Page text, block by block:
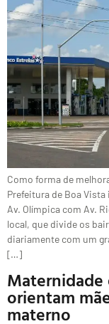
Como forma de
Prefeitura de Boa
Av. Olímpica com Av.
local, que divide os
diariamente com um
[…]
Maternidade
orientam
materno